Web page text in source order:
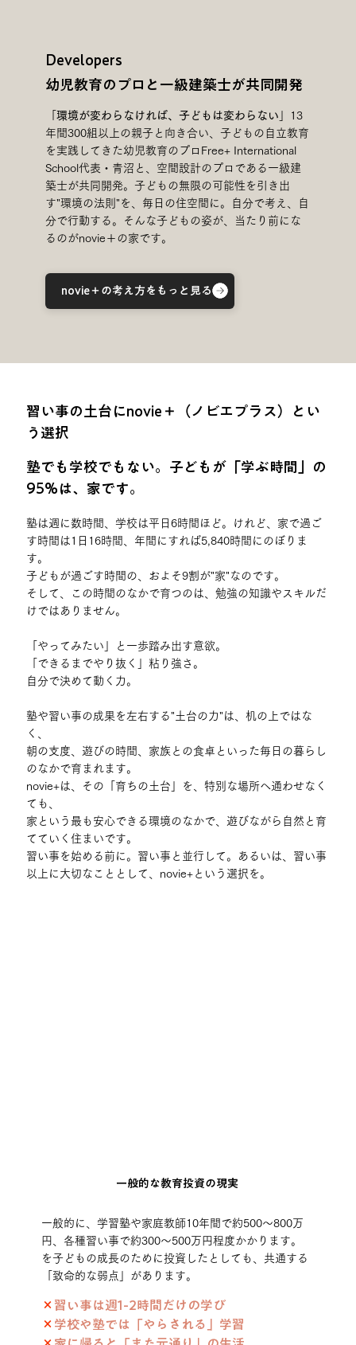
Developers
​幼児教育のプロと一級建築士が共同開発
環境が変わらなければ、子どもは変わらない 」13
年間300組以上の親子と向き合い、子どもの自立教育
を実践してきた幼児教育のプロFree+ International
School代表・青沼と、空間設計のプロである一級建
築士が共同開発。子どもの無限の可能性を引き出
す"環境の法則"を、毎日の住空間に。自分で考え、自
分で行動する。そんな子どもの姿が、当たり前にな
るのがnovie＋の家です。
一般的な教育投資の現実
一般的に、学習塾や家庭教師10年間で約500〜800万
円、各種習い事で約300〜500万円程度かかります。
を子どもの成長のために投資したとしても、共通する
「致命的な弱点」があります。
× 習い事は週1-2時間だけの学び
× 学校や塾では「やらされる」学習
習い事の土台にnovie＋（ノビエプラス）とい
う選択
塾でも学校でもない。子どもが「学ぶ時間」の
95%は、家です。
塾は週に数時間、学校は平日6時間ほど。けれど、家で過ご
す時間は1日16時間、年間にすれば5,840時間にのぼりま
す。
子どもが過ごす時間の、およそ9割が"家"なのです。
そして、この時間のなかで育つのは、勉強の知識やスキルだ
けではありません。
「やってみたい」と一歩踏み出す意欲。
「できるまでやり抜く」粘り強さ。
自分で決めて動く力。
塾や習い事の成果を左右する"土台の力"は、机の上ではな
く、
朝の支度、遊びの時間、家族との食卓といった毎日の暮らし
のなかで育まれます。
novie+は、その「育ちの土台」を、特別な場所へ通わせなく
ても、
家という最も安心できる環境のなかで、遊びながら自然と育
てていく住まいです。
習い事を始める前に。習い事と並行して。あるいは、習い事
以上に大切なこととして、novie+という選択を。